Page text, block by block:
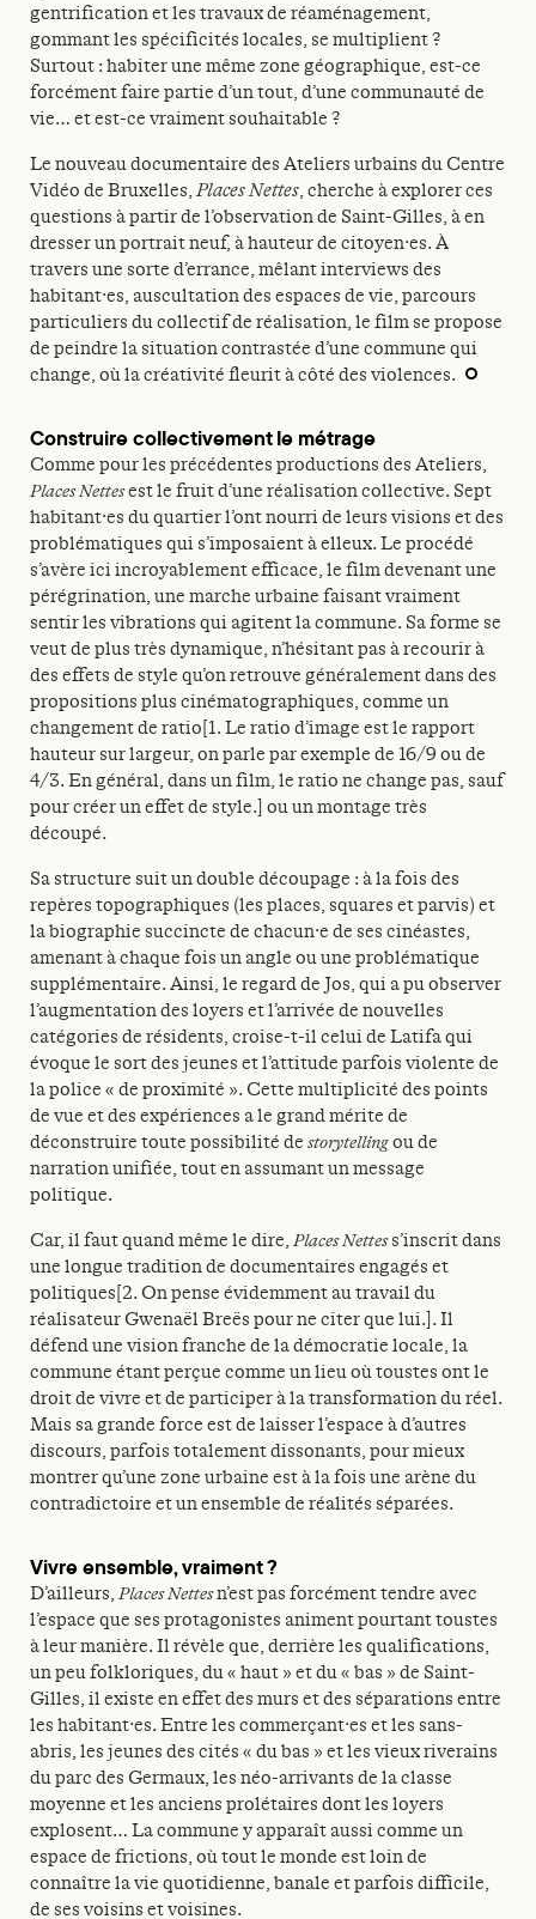
gentrification et les travaux de réaménagement,
gommant les spécificités locales, se multiplient ?
Surtout : habiter une même zone géographique, est-ce
forcément faire partie d’un tout, d’une communauté de
vie… et est-ce vraiment souhaitable ?
Le nouveau documentaire des Ateliers urbains du Centre
Vidéo de Bruxelles,Places Nettes, cherche à explorer ces
questions à partir de l’observation de Saint-Gilles, à en
dresser un portrait neuf, à hauteur de citoyen·es. À
travers une sorte d’errance, mêlant interviews des
habitant·es, auscultation des espaces de vie, parcours
particuliers du collectif de réalisation, le film se propose
de peindre la situation contrastée d’une commune qui
change, où la créativité fleurit à côté des violences.
Construire collectivement le métrage
Comme pour les précédentes productions des Ateliers,
Places Nettesest le fruit d’une réalisation collective. Sept
habitant·es du quartier l’ont nourri de leurs visions et des
problématiques qui s’imposaient à elleux. Le procédé
s’avère ici incroyablement efficace, le film devenant une
pérégrination, une marche urbaine faisant vraiment
sentir les vibrations qui agitent la commune. Sa forme se
veut de plus très dynamique, n’hésitant pas à recourir à
des effets de style qu’on retrouve généralement dans des
propositions plus cinématographiques, comme un
changement de ratio[1. Le ratio d’image est le rapport
hauteur sur largeur, on parle par exemple de 16/9 ou de
4/3. En général, dans un film, le ratio ne change pas, sauf
pour créer un effet de style.] ou un montage très
découpé.
Sa structure suit un double découpage : à la fois des
repères topographiques (les places, squares et parvis) et
la biographie succincte de chacun·e de ses cinéastes,
amenant à chaque fois un angle ou une problématique
supplémentaire. Ainsi, le regard de Jos, qui a pu observer
l’augmentation des loyers et l’arrivée de nouvelles
catégories de résidents, croise-t-il celui de Latifa qui
évoque le sort des jeunes et l’attitude parfois violente de
la police « de proximité ». Cette multiplicité des points
de vue et des expériences a le grand mérite de
déconstruire toute possibilité de storytellingou de
narration unifiée, tout en assumant un message
politique.
Car, il faut quand même le dire,Places Nettess’inscrit dans
une longue tradition de documentaires engagés et
politiques[2. On pense évidemment au travail du
réalisateur Gwenaël Breës pour ne citer que lui.]. Il
défend une vision franche de la démocratie locale, la
commune étant perçue comme un lieu où toustes ont le
droit de vivre et de participer à la transformation du réel.
Mais sa grande force est de laisser l’espace à d’autres
discours, parfois totalement dissonants, pour mieux
montrer qu’une zone urbaine est à la fois une arène du
contradictoire et un ensemble de réalités séparées.
Vivre ensemble, vraiment ?
D’ailleurs,Places Nettesn’est pas forcément tendre avec
l’espace que ses protagonistes animent pourtant toustes
à leur manière. Il révèle que, derrière les qualifications,
un peu folkloriques, du « haut » et du « bas » de Saint-
Gilles, il existe en effet des murs et des séparations entre
les habitant·es. Entre les commerçant·es et les sans-
abris, les jeunes des cités « du bas » et les vieux riverains
du parc des Germaux, les néo-arrivants de la classe
moyenne et les anciens prolétaires dont les loyers
explosent… La commune y apparaît aussi comme un
espace de frictions, où tout le monde est loin de
connaître la vie quotidienne, banale et parfois difficile,
de ses voisins et voisines.